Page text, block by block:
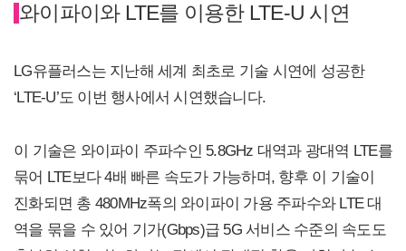
와이파이와 LTE를 이용한 LTE-U 시연
LG유플러스는 지난해 세계 최초로 기술 시연에 성공한
‘LTE-U’도 이번 행사에서 시연했습니다.
이 기술은 와이파이 주파수인 5.8GHz 대역과 광대역 LTE를
묶어 LTE보다 4배 빠른 속도가 가능하며, 향후 이 기술이
진화되면 총 480MHz폭의 와이파이 가용 주파수와 LTE 대
역을 묶을 수 있어 기가(Gbps)급 5G 서비스 수준의 속도도